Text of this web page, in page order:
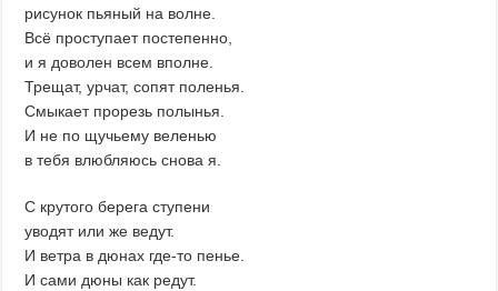
рисунок пьяный на волне.
Всё проступает постепенно,
и я доволен всем вполне.
Трещат, урчат, сопят поленья.
Смыкает прорезь полынья.
И не по щучьему веленью
в тебя влюбляюсь снова я.
С крутого берега ступени
уводят или же ведут.
И ветра в дюнах где-то пенье.
И сами дюны как редут.